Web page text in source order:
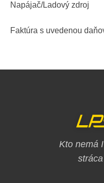
Napájač/Ladový zdroj
Faktúra s uvedenou
Kto nemá